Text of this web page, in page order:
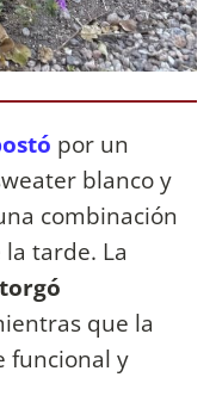
por un
blanco y
combinación
tarde. La
que la
funcional y